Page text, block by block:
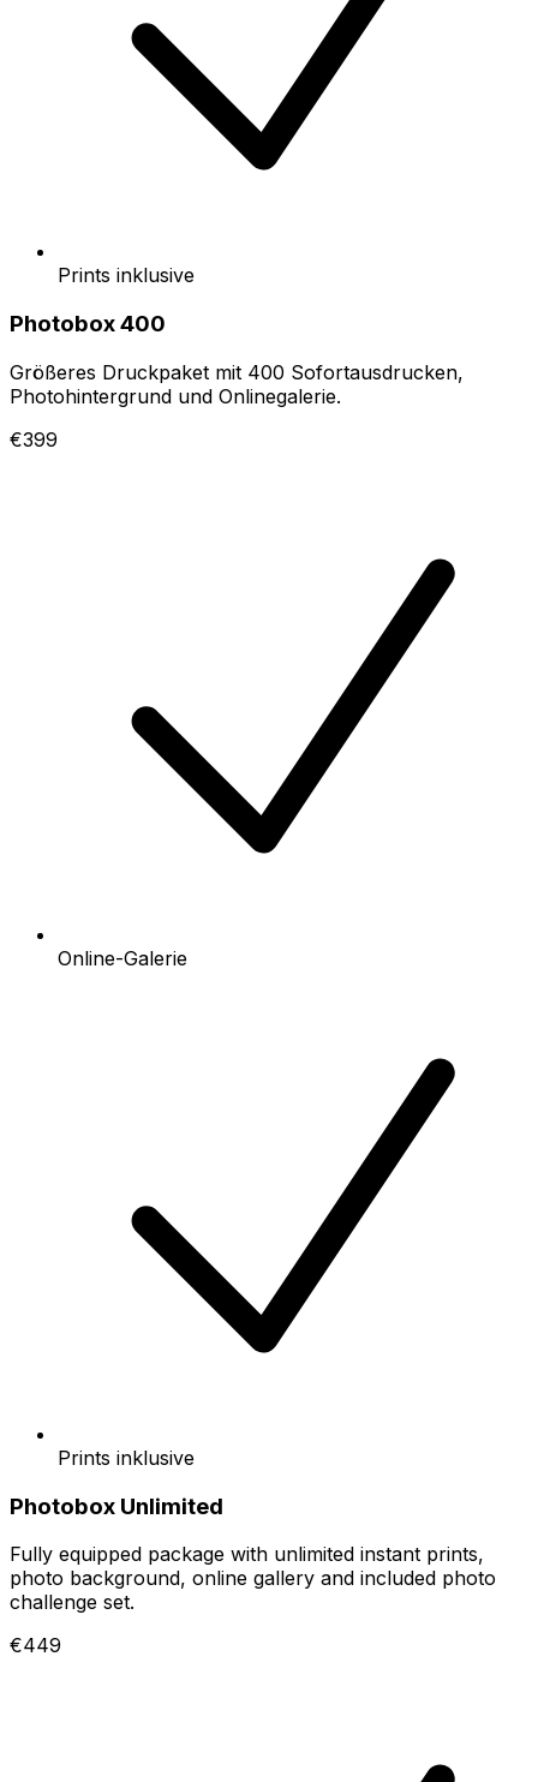
Prints inklusive
Photobox 400
Größeres Druckpaket mit 400 Sofortausdrucken,
Photohintergrund und Onlinegalerie.
€399
Online-Galerie
Prints inklusive
Photobox Unlimited
Fully equipped package with unlimited instant prints,
photo background, online gallery and included photo
challenge set.
€449